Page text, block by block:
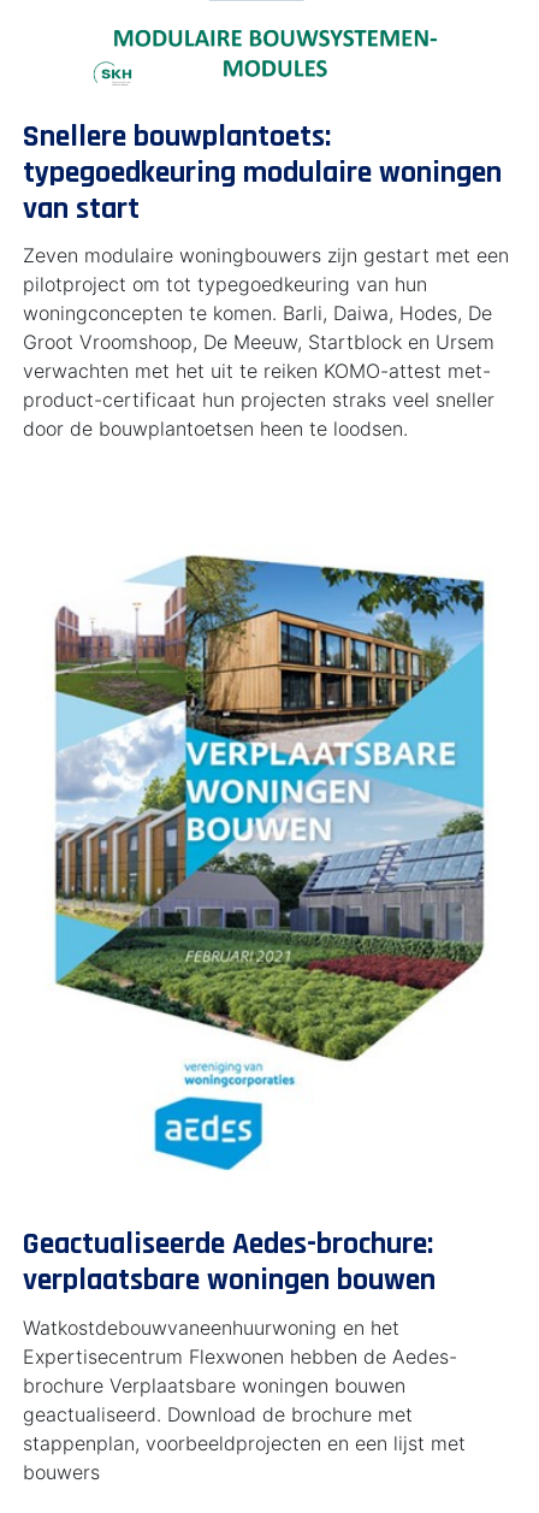
Snellere bouwplantoets:
typegoedkeuring modulaire woningen
van start
Zeven modulaire woningbouwers zijn gestart met een
pilotproject om tot typegoedkeuring van hun
woningconcepten te komen. Barli, Daiwa, Hodes, De
Groot Vroomshoop, De Meeuw, Startblock en Ursem
verwachten met het uit te reiken KOMO-attest met-
product-certificaat hun projecten straks veel sneller
door de bouwplantoetsen heen te loodsen.
Geactualiseerde Aedes-brochure:
verplaatsbare woningen bouwen
Watkostdebouwvaneenhuurwoning en het
Expertisecentrum Flexwonen hebben de Aedes-
brochure Verplaatsbare woningen bouwen
geactualiseerd. Download de brochure met
stappenplan, voorbeeldprojecten en een lijst met
bouwers